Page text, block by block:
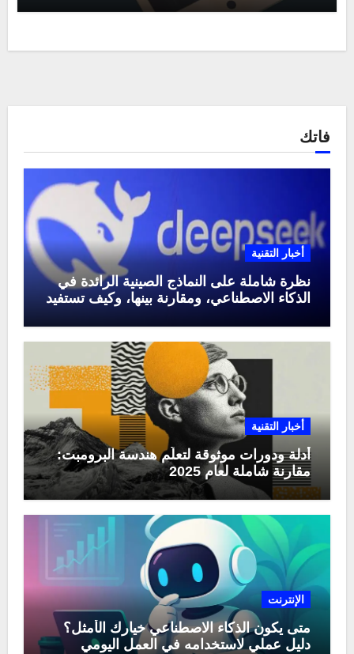
فاتك
أخبار التقنية
نظرة شاملة على النماذج الصينية الرائدة في
الذكاء الاصطناعي، ومقارنة بينها، وكيف تستفيد
أخبار التقنية
أدلة ودورات موثوقة لتعلّم هندسة البرومبت:
مقارنة شاملة لعام 2025
الإنترنت
متى يكون الذكاء الاصطناعي خيارك الأمثل؟
دليل عملي لاستخدامه في العمل اليومي